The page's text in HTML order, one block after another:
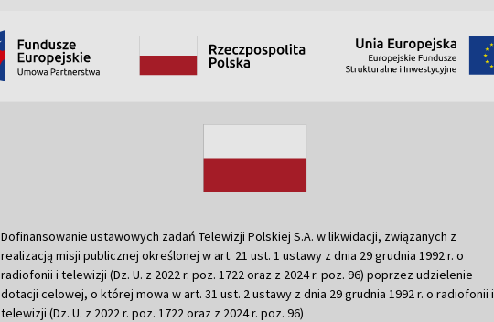
Dofinansowanie ustawowych zadań Telewizji Polskiej S.A. w likwidacji, związanych z
realizacją misji publicznej określonej w art. 21 ust. 1 ustawy z dnia 29 grudnia 1992 r. o
radiofonii i telewizji (Dz. U. z 2022 r. poz. 1722 oraz z 2024 r. poz. 96) poprzez udzielenie
dotacji celowej, o której mowa w art. 31 ust. 2 ustawy z dnia 29 grudnia 1992 r. o radiofonii i
telewizji (Dz. U. z 2022 r. poz. 1722 oraz z 2024 r. poz. 96)